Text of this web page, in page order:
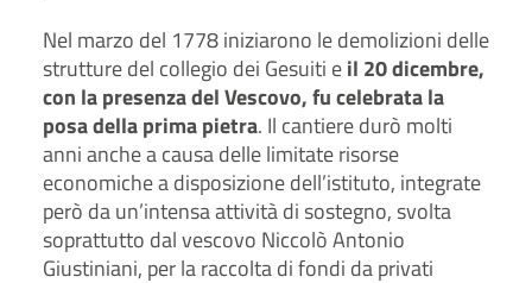
Nel marzo del 1778 iniziarono le demolizioni delle
strutture del collegio dei Gesuiti eil 20 dicembre,
con la presenza del Vescovo, fu celebrata la
posa della prima pietra. Il cantiere durò molti
anni anche a causa delle limitate risorse
economiche a disposizione dell’istituto, integrate
però da un’intensa attività di sostegno, svolta
soprattutto dal vescovo Niccolò Antonio
Giustiniani, per la raccolta di fondi da privati